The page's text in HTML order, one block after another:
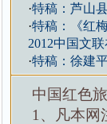
·特稿：芦山
·特稿：《红
2012中国文联
·特稿：徐建
中国红色
1、凡本网